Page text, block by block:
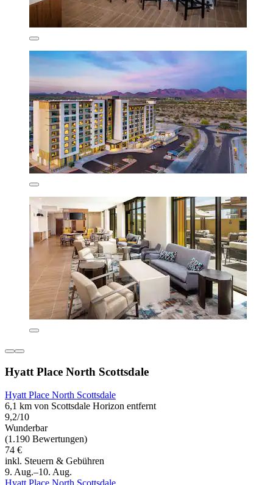
Hyatt Place North Scottsdale
Hyatt Place North Scottsdale
6,1 km von Scottsdale Horizon entfernt
9,2/10
Wunderbar
(1.190 Bewertungen)
74 €
inkl. Steuern & Gebühren
9. Aug.–10. Aug.